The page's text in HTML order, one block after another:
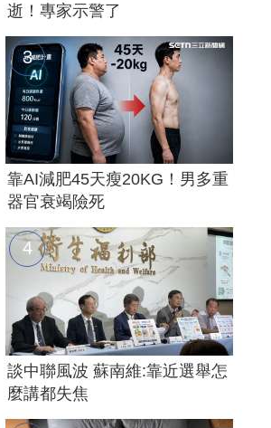
逝！專家示警了
靠AI減肥45天瘦20KG！男多重
器官衰竭險死
談中聯風波 蘇南維:靠近選舉怎
麼講都失焦